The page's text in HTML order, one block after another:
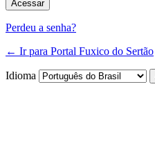
Perdeu a senha?
← Ir para Portal Fuxico do Sertão
Idioma